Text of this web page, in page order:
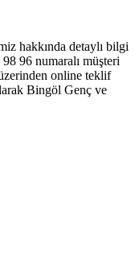
hakkında detaylı bilgi
96 numaralı müşteri
online teklif
Bingöl Genç ve